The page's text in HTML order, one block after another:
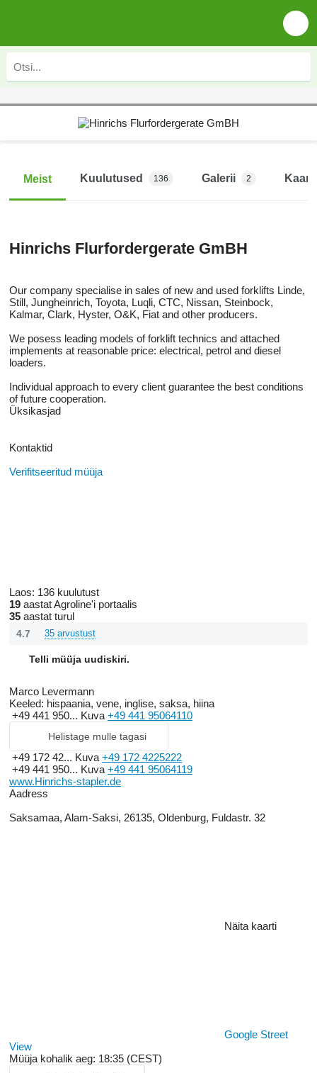
Meist Kuulutused 136 Galerii 2 Kaart
Hinrichs Flurfordergerate GmBH
Our company specialise in sales of new and used forklifts Linde,
Still, Jungheinrich, Toyota, Luqli, CTC, Nissan, Steinbock,
Kalmar, Clark, Hyster, O&K, Fiat and other producers.
We posess leading models of forklift technics and attached
implements at reasonable price: electrical, petrol and diesel
loaders.
Individual approach to every client guarantee the best conditions
of future cooperation.
Üksikasjad
Kontaktid
Verifitseeritud müüja
Laos: 136 kuulutust
19 aastat Agroline'i portaalis
35 aastat turul
4.7 35 arvustust
Telli müüja uudiskiri.
Marco Levermann
Keeled: hispaania, vene, inglise, saksa, hiina
+49 441 950... Kuva +49 441 95064110
Helistage mulle tagasi
+49 172 42... Kuva +49 172 4225222
+49 441 950... Kuva +49 441 95064119
www.Hinrichs-stapler.de
Aadress
Saksamaa, Alam-Saksi, 26135, Oldenburg, Fuldastr. 32
Näita kaarti
Google Street
View
Müüja kohalik aeg: 18:35 (CEST)